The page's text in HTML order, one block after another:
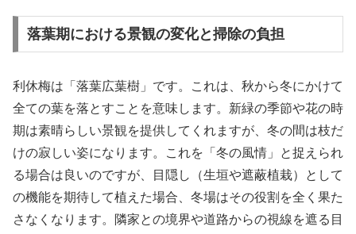
落葉期における景観の変化と掃除の負担
利休梅は「落葉広葉樹」です。これは、秋から冬にかけて
全ての葉を落とすことを意味します。新緑の季節や花の時
期は素晴らしい景観を提供してくれますが、冬の間は枝だ
けの寂しい姿になります。これを「冬の風情」と捉えられ
る場合は良いのですが、目隠し（生垣や遮蔽植栽）として
の機能を期待して植えた場合、冬場はその役割を全く果た
さなくなります。隣家との境界や道路からの視線を遮る目